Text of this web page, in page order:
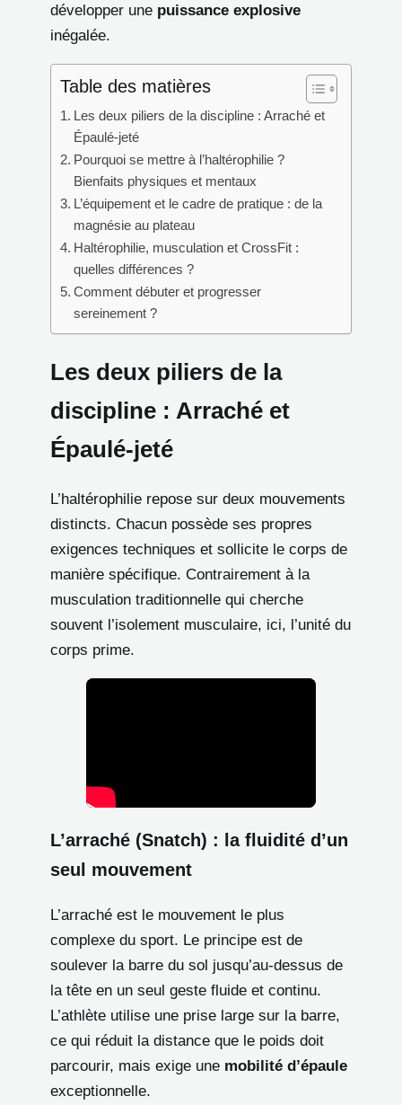
développer une puissance explosive
inégalée.
Table des matières
Les deux piliers de la discipline : Arraché et
Épaulé-jeté
Pourquoi se mettre à l’haltérophilie ?
Bienfaits physiques et mentaux
L’équipement et le cadre de pratique : de la
magnésie au plateau
Haltérophilie, musculation et CrossFit :
quelles différences ?
Comment débuter et progresser
sereinement ?
Les deux piliers de la
discipline : Arraché et
Épaulé-jeté
L’haltérophilie repose sur deux mouvements
distincts. Chacun possède ses propres
exigences techniques et sollicite le corps de
manière spécifique. Contrairement à la
musculation traditionnelle qui cherche
souvent l’isolement musculaire, ici, l’unité du
corps prime.
L’arraché (Snatch) : la fluidité d’un
seul mouvement
L’arraché est le mouvement le plus
complexe du sport. Le principe est de
soulever la barre du sol jusqu’au-dessus de
la tête en un seul geste fluide et continu.
L’athlète utilise une prise large sur la barre,
ce qui réduit la distance que le poids doit
parcourir, mais exige une mobilité d’épaule
exceptionnelle.